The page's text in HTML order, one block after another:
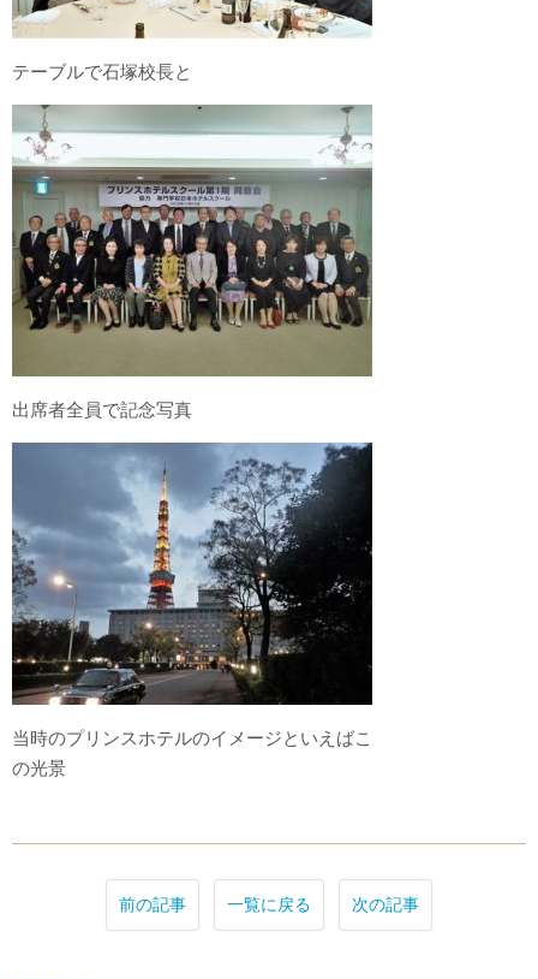
テーブルで石塚校長と
出席者全員で記念写真
当時のプリンスホテルのイメージといえばこ
の光景
前の記事 一覧に戻る 次の記事